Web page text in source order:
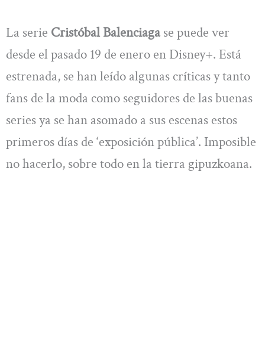
La serie Cristóbal Balenciagase puede ver
desde el pasado 19 de enero en Disney+. Está
estrenada, se han leído algunas críticas y tanto
fans de la moda como seguidores de las buenas
series ya se han asomado a sus escenas estos
primeros días de ‘exposición pública’. Imposible
no hacerlo, sobre todo en la tierra gipuzkoana.